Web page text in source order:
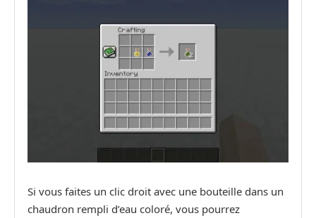
Si vous faites un clic droit avec une bouteille dans un
chaudron rempli d’eau coloré, vous pourrez